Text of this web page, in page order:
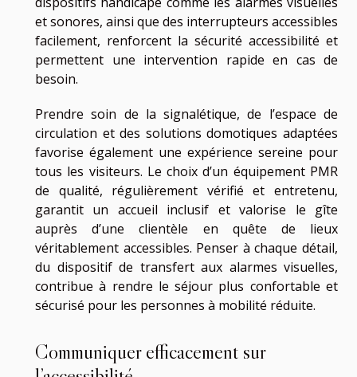
et sonores, ainsi que des interrupteurs accessibles
facilement, renforcent la sécurité accessibilité et
permettent une intervention rapide en cas de
besoin.
Prendre soin de la signalétique, de l’espace de
circulation et des solutions domotiques adaptées
favorise également une expérience sereine pour
tous les visiteurs. Le choix d’un équipement PMR
de qualité, régulièrement vérifié et entretenu,
garantit un accueil inclusif et valorise le gîte
auprès d’une clientèle en quête de lieux
véritablement accessibles. Penser à chaque détail,
du dispositif de transfert aux alarmes visuelles,
contribue à rendre le séjour plus confortable et
sécurisé pour les personnes à mobilité réduite.
Communiquer efficacement sur